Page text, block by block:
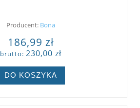
Producent: Bona
186,99 zł
brutto: 230,00 zł
DO KOSZYKA